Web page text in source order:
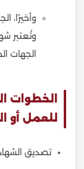
وأخيرًا،
وتُعتبر
الجهات
الخطوات
للعمل أو
تصديق